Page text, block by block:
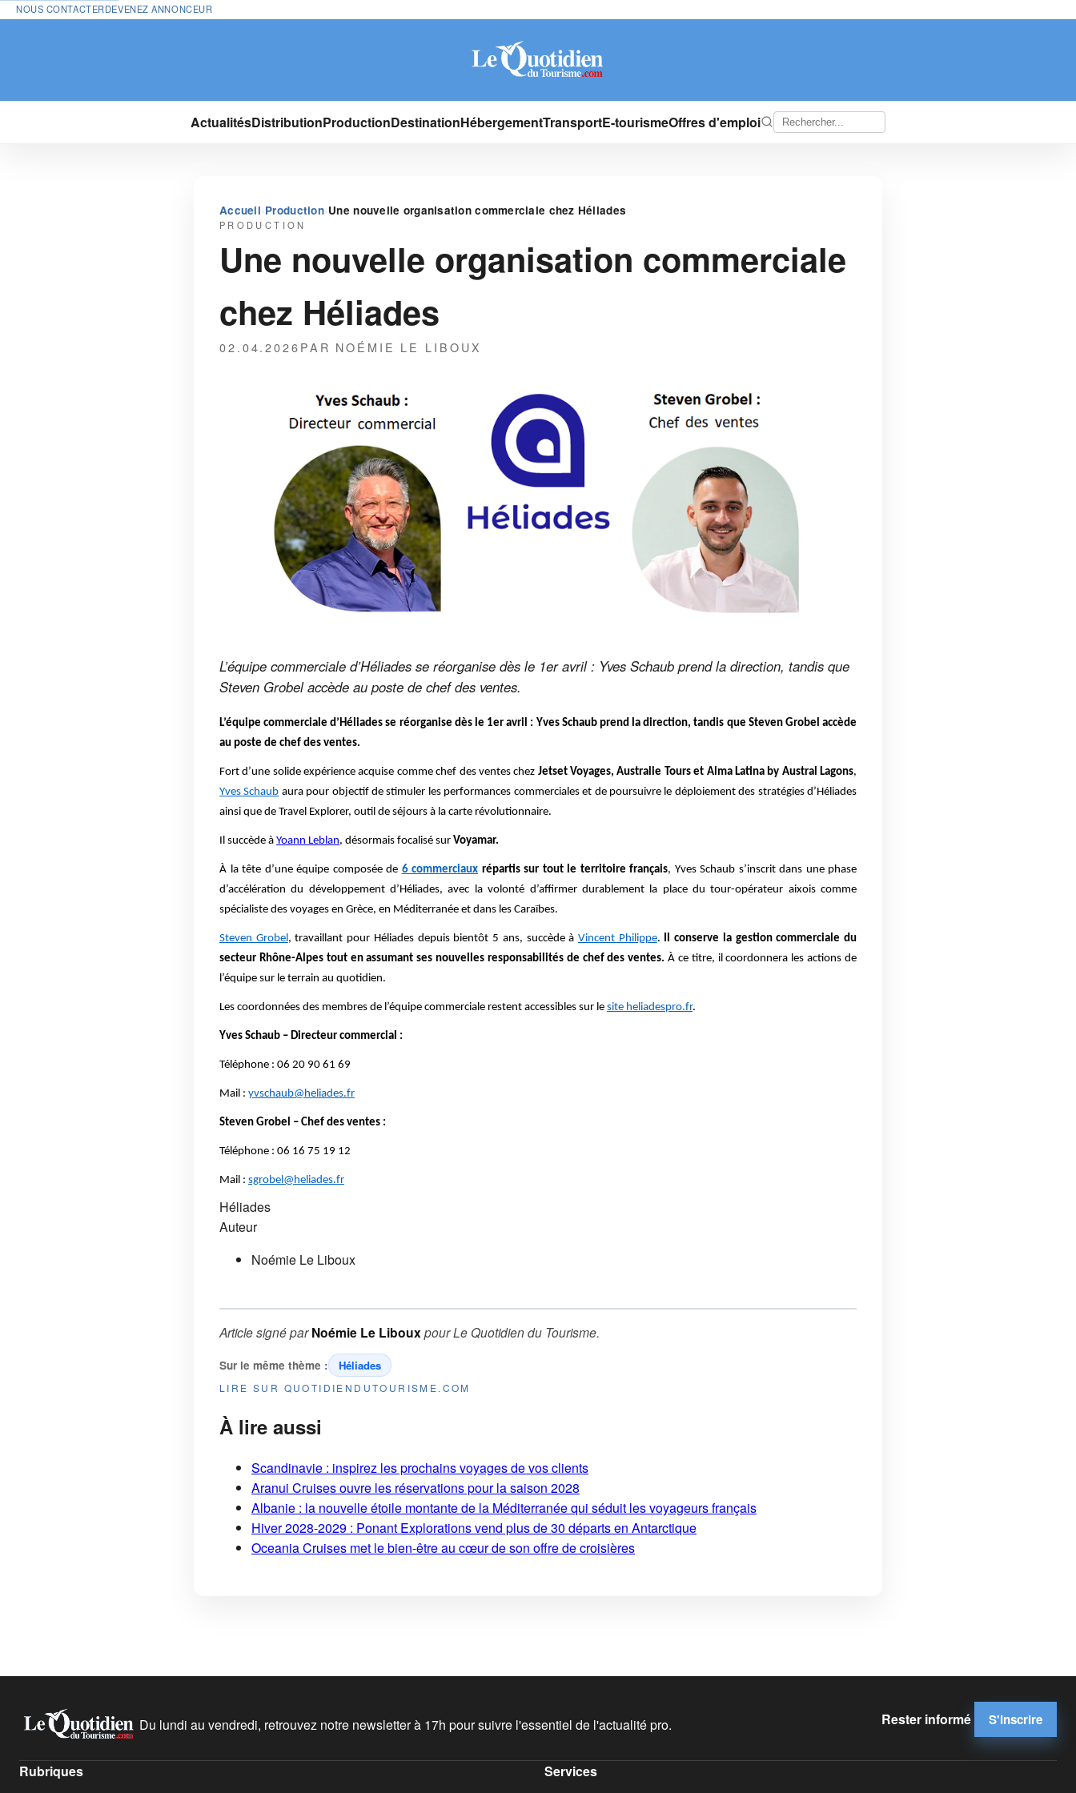
NOUS CONTACTERDEVENEZ ANNONCEUR
ActualitésDistributionProductionDestinationHébergementTransportE-tourismeOffres d'emploi
Accueil›Production›Une nouvelle organisation commerciale chez Héliades
PRODUCTION
Une nouvelle organisation commerciale
chez Héliades
02.04.2026PAR NOÉMIE LE LIBOUX
L’équipe commerciale d’Héliades se réorganise dès le 1er avril : Yves Schaub prend la direction, tandis que
Steven Grobel accède au poste de chef des ventes.
L’équipe commerciale d’Héliades se réorganise dès le 1er avril : Yves Schaub prend la direction, tandis que Steven Grobel accède
au poste de chef des ventes.
Fort d’une solide expérience acquise comme chef des ventes chez Jetset Voyages, Australie Tours et Alma Latina by Austral Lagons,
Yves Schaub aura pour objectif de stimuler les performances commerciales et de poursuivre le déploiement des stratégies d’Héliades
ainsi que de Travel Explorer, outil de séjours à la carte révolutionnaire.
Il succède à Yoann Leblan, désormais focalisé sur Voyamar.
À la tête d’une équipe composée de 6 commerciaux répartis sur tout le territoire français, Yves Schaub s’inscrit dans une phase
d’accélération du développement d’Héliades, avec la volonté d’affirmer durablement la place du tour-opérateur aixois comme
spécialiste des voyages en Grèce, en Méditerranée et dans les Caraïbes.
Steven Grobel, travaillant pour Héliades depuis bientôt 5 ans, succède à Vincent Philippe. Il conserve la gestion commerciale du
secteur Rhône-Alpes tout en assumant ses nouvelles responsabilités de chef des ventes. À ce titre, il coordonnera les actions de
l’équipe sur le terrain au quotidien.
Les coordonnées des membres de l’équipe commerciale restent accessibles sur le site heliadespro.fr.
Yves Schaub – Directeur commercial :
Téléphone : 06 20 90 61 69
Mail : yvschaub@heliades.fr
Steven Grobel – Chef des ventes :
Téléphone : 06 16 75 19 12
Mail : sgrobel@heliades.fr
Héliades
Auteur
Noémie Le Liboux
Article signé parNoémie Le LibouxpourLe Quotidien du Tourisme.
Sur le même thème : Héliades
LIRE SUR QUOTIDIENDUTOURISME.COM
À lire aussi
Scandinavie : inspirez les prochains voyages de vos clients
Aranui Cruises ouvre les réservations pour la saison 2028
Albanie : la nouvelle étoile montante de la Méditerranée qui séduit les voyageurs français
Hiver 2028-2029 : Ponant Explorations vend plus de 30 départs en Antarctique
Oceania Cruises met le bien-être au cœur de son offre de croisières
Du lundi au vendredi, retrouvez notre newsletter à 17h pour suivre l'essentiel de l'actualité pro. Rester informé S'inscrire
Rubriques Services